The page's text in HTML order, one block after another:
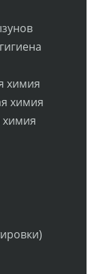
химия
химия
химия